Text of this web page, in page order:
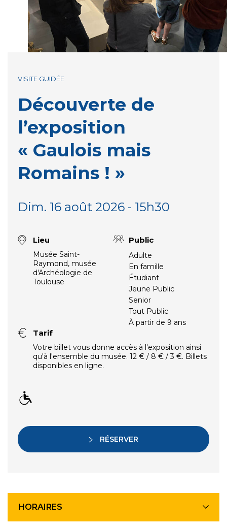
Découverte de
l’exposition
« Gaulois mais
Romains ! »
VISITE GUIDÉE
Dim. 16 août 2026 - 15h30
Lieu
Musée Saint-
Raymond, musée
d'Archéologie de
Toulouse
Public
Adulte
En famille
Étudiant
Jeune Public
Senior
Tout Public
À partir de 9 ans
Tarif
Votre billet vous donne accès à l'exposition ainsi
qu'à l'ensemble du musée. 12 € / 8 € / 3 €. Billets
disponibles en ligne.
RÉSERVER
HORAIRES